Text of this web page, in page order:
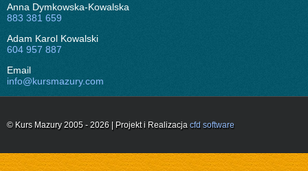
Anna Dymkowska-Kowalska
883 381 659
Adam Karol Kowalski
604 957 887
Email
info@kursmazury.com
© Kurs Mazury 2005 - 2026 | Projekt i Realizacja cfd software